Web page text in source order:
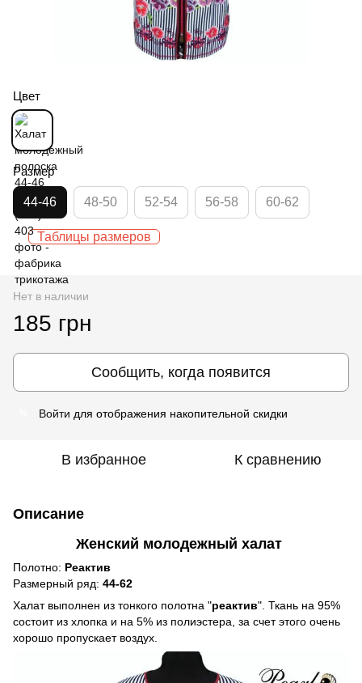
Цвет
Размер
44-46 48-50 52-54 56-58 60-62
Таблицы размеров
Нет в наличии
185 грн
Сообщить, когда появится
Войти для отображения накопительной скидки
В избранное К сравнению
Описание
Женский молодежный халат
Полотно: Реактив
Размерный ряд: 44-62
Халат выполнен из тонкого полотна "реактив". Ткань на 95%
состоит из хлопка и на 5% из полиэстера, за счет этого очень
хорошо пропускает воздух.